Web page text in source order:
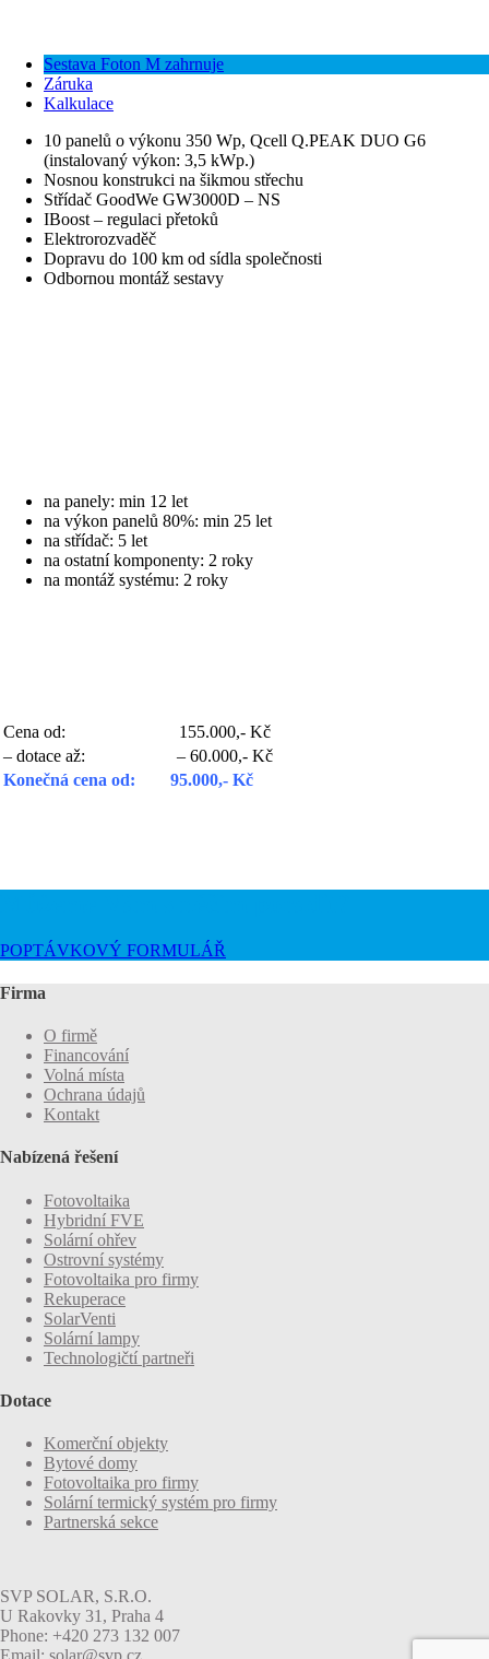
Sestava Foton M zahrnuje
Záruka
Kalkulace
10 panelů o výkonu 350 Wp, Qcell Q.PEAK DUO G6
(instalovaný výkon: 3,5 kWp.)
Nosnou konstrukci na šikmou střechu
Střídač GoodWe GW3000D – NS
IBoost – regulaci přetoků
Elektrorozvaděč
Dopravu do 100 km od sídla společnosti
Odbornou montáž sestavy
na panely: min 12 let
na výkon panelů 80%: min 25 let
na střídač: 5 let
na ostatní komponenty: 2 roky
na montáž systému: 2 roky
Cena od: 155.000,- Kč
– dotace až: – 60.000,- Kč
Konečná cena od: 95.000,- Kč
POPTÁVKOVÝ FORMULÁŘ
Firma
O firmě
Financování
Volná místa
Ochrana údajů
Kontakt
Nabízená řešení
Fotovoltaika
Hybridní FVE
Solární ohřev
Ostrovní systémy
Fotovoltaika pro firmy
Rekuperace
SolarVenti
Solární lampy
Technologičtí partneři
Dotace
Komerční objekty
Bytové domy
Fotovoltaika pro firmy
Solární termický systém pro firmy
Partnerská sekce
SVP SOLAR, S.R.O.
U Rakovky 31, Praha 4
Phone: +420 273 132 007